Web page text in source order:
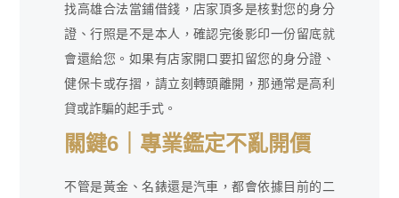
找高雄合法當鋪借錢，店家頂多是核對您的身分
證、行照是不是本人，確認完後影印一份留底就
會還給您。如果有店家開口要扣留您的身分證、
健保卡或存摺，請立刻轉頭離開，那通常是高利
貸或詐騙的起手式。
關鍵6｜專業鑑定不亂開價
不管是黃金、名錶還是汽車，都會依據目前的二